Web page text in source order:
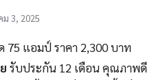
3, 2025
75 แอมป์ ราคา 2,300 บาท
รับประกัน 12 เดือน คุณภาพดี